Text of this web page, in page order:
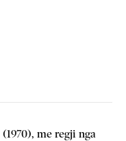
me regji nga